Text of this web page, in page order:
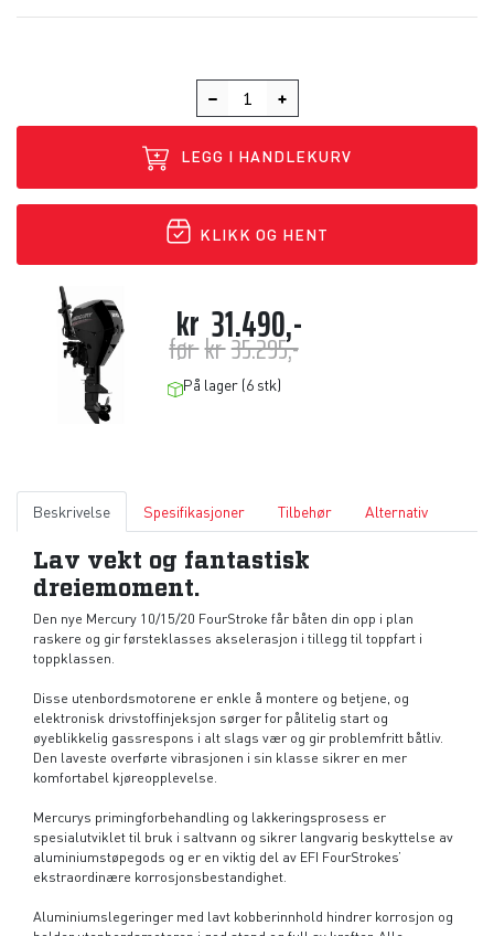
LEGG I HANDLEKURV
KLIKK OG HENT
kr 31.490,-
førkr35.295,-
På lager (6 stk)
Beskrivelse Spesifikasjoner Tilbehør Alternativ
Lav vekt og fantastisk
dreiemoment.
Den nye Mercury 10/15/20 FourStroke får båten din opp i plan
raskere og gir førsteklasses akselerasjon i tillegg til toppfart i
toppklassen.
Disse utenbordsmotorene er enkle å montere og betjene, og
elektronisk drivstoffinjeksjon sørger for pålitelig start og
øyeblikkelig gassrespons i alt slags vær og gir problemfritt båtliv.
Den laveste overførte vibrasjonen i sin klasse sikrer en mer
komfortabel kjøreopplevelse.
Mercurys primingforbehandling og lakkeringsprosess er
spesialutviklet til bruk i saltvann og sikrer langvarig beskyttelse av
aluminiumstøpegods og er en viktig del av EFI FourStrokes’
ekstraordinære korrosjonsbestandighet.
Aluminiumslegeringer med lavt kobberinnhold hindrer korrosjon og